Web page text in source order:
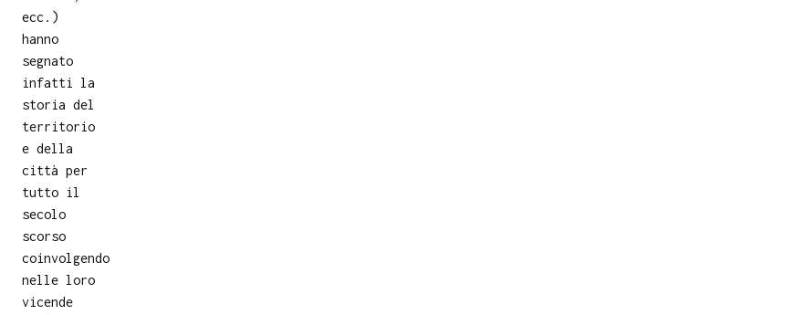
ecc.)
hanno
segnato
infatti la
storia del
territorio
e della
città per
tutto il
secolo
scorso
coinvolgendo
nelle loro
vicende